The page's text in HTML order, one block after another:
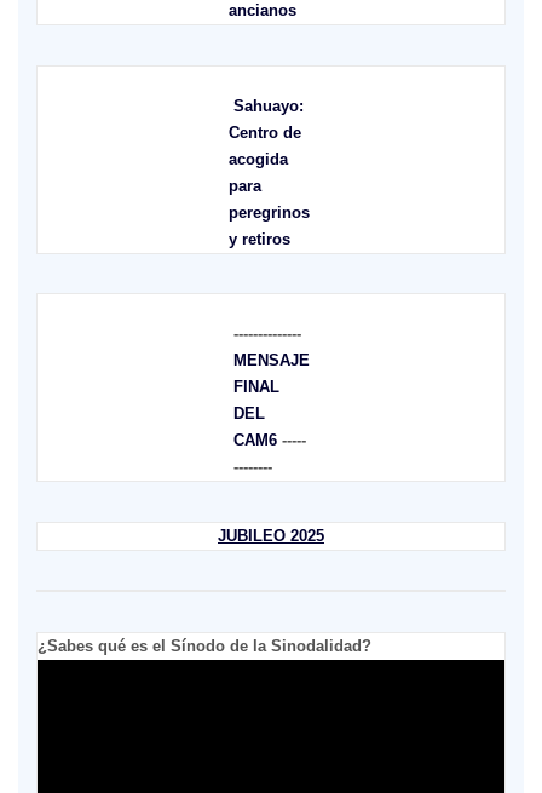
ancianos
Sahuayo:
Centro de
acogida
para
peregrinos
y retiros
--------------
MENSAJE
FINAL
DEL
CAM6-----
--------
JUBILEO 2025
¿Sabes qué es el Sínodo de la Sinodalidad?